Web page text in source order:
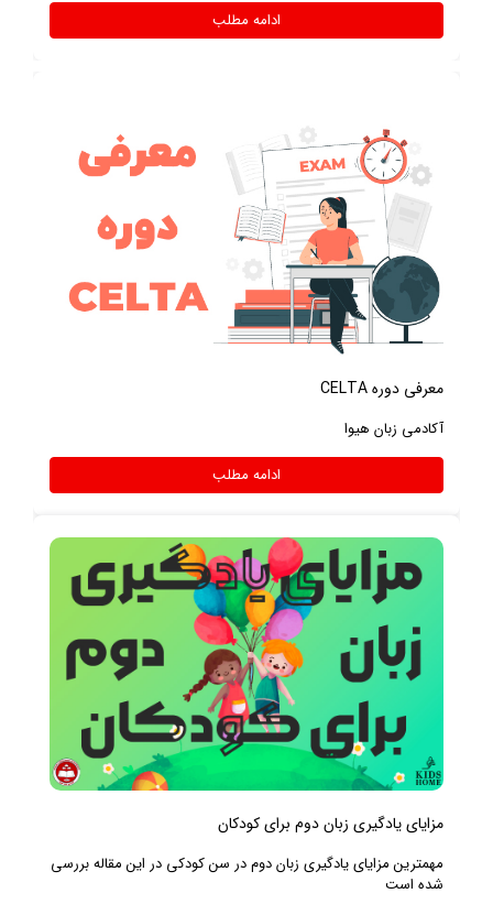
ادامه مطلب
معرفی دوره CELTA
آکادمی زبان هیوا
ادامه مطلب
مزاياي یادگیری زبان دوم براي كودكان
مهمترین مزایای یادگیری زبان دوم در سن کودکی در این مقاله بررسی
شده است